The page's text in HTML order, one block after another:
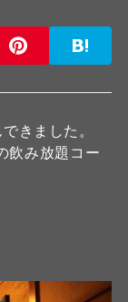
きました。
飲み放題コー